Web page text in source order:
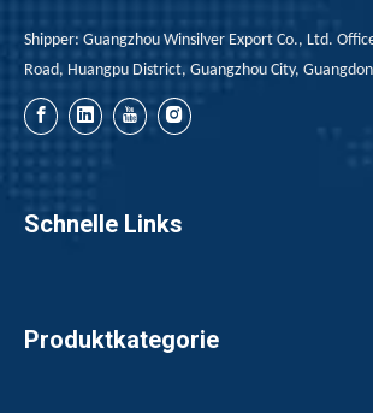
Shipper: Guangzhou Winsilver Export Co., Ltd.
Road, Huangpu District, Guangzhou City,
Schnelle Links
Produktkategorie